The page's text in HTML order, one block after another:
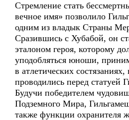
Стремление стать
вечное имя» позволило
одним из владык Страны
Сразившись с Хубабой, он
эталоном героя, которому
уподобляться юноши,
в атлетических
проводились перед статуей
Будучи победителем
Подземного Мира,
также функции охранителя